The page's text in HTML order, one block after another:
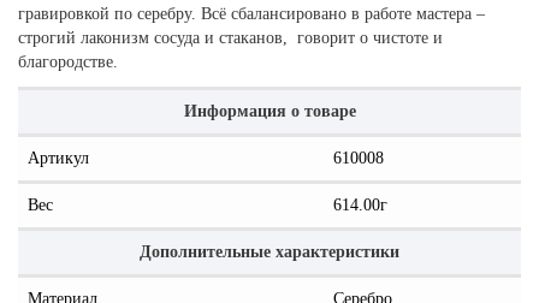
гравировкой по серебру. Всё сбалансировано в работе мастера –
строгий лаконизм сосуда и стаканов, говорит о чистоте и
благородстве.
Информация о товаре
Артикул 610008
Вес 614.00г
Дополнительные характеристики
Материал Серебро